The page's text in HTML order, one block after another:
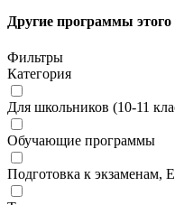
Другие программы этого
Фильтры
Категория
Для школьников (10-11
Обучающие программы
Подготовка к